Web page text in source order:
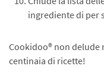
ingrediente di per
Cookidoo® non delude
centinaia di ricette!